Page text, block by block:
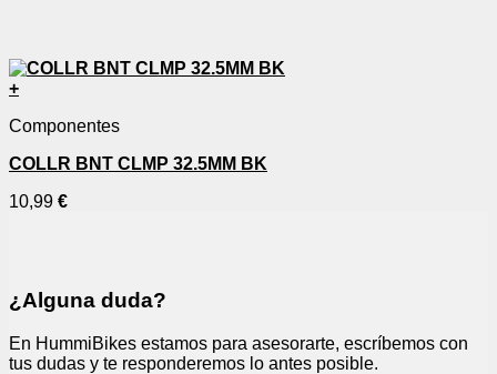
+
Componentes
COLLR BNT CLMP 32.5MM BK
10,99 €
¿Alguna duda?
En HummiBikes estamos para asesorarte, escríbemos con
tus dudas y te responderemos lo antes posible.